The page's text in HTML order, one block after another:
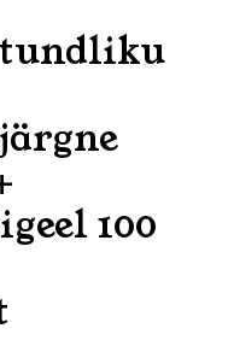
tundliku
100